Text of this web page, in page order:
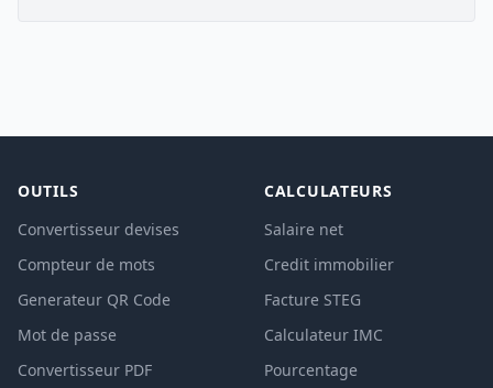
OUTILS
Convertisseur devises
Compteur de mots
Generateur QR Code
Mot de passe
Convertisseur PDF
CALCULATEURS
Salaire net
Credit immobilier
Facture STEG
Calculateur IMC
Pourcentage